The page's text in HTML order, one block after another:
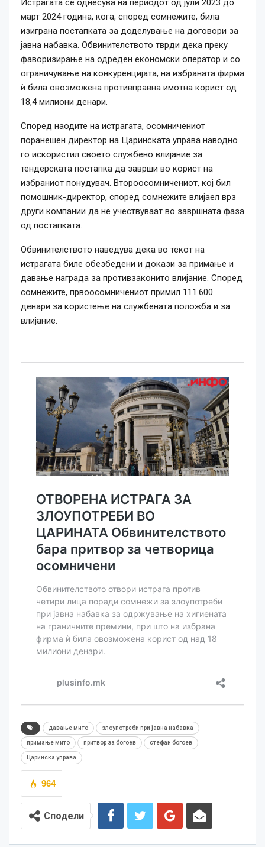
Истрагата се однесува на периодот од јули 2023 до
март 2024 година, кога, според сомнежите, била
изиграна постапката за доделување на договори за
јавна набавка. Обвинителството тврди дека преку
фаворизирање на одреден економски оператор и со
ограничување на конкуренцијата, на избраната фирма
ѝ била овозможена противправна имотна корист од
18,4 милиони денари.
Според наодите на истрагата, осомничениот
поранешен директор на Царинската управа наводно
го искористил своето службено влијание за
тендерската постапка да заврши во корист на
избраниот понудувач. Второосомничениот, кој бил
помошник-директор, според сомнежите влијаел врз
други компании да не учествуваат во завршната фаза
од постапката.
Обвинителството наведува дека во текот на
истрагата биле обезбедени и докази за примање и
давање награда за противзаконито влијание. Според
сомнежите, првоосомничениот примил 111.600
денари за користење на службената положба и за
влијание.
давање мито злоупотреби при јавна набавка
примање мито притвор за богоев стефан богоев
Царинска управа
964
Сподели